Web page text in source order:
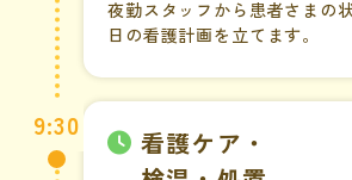
夜勤スタッフから患者さまの
日の看護計画を立てます。
9:30
看護ケア・